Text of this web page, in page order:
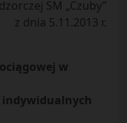
SM „Czuby”
z dnia 5.11.2013 r.
w
indywidualnych